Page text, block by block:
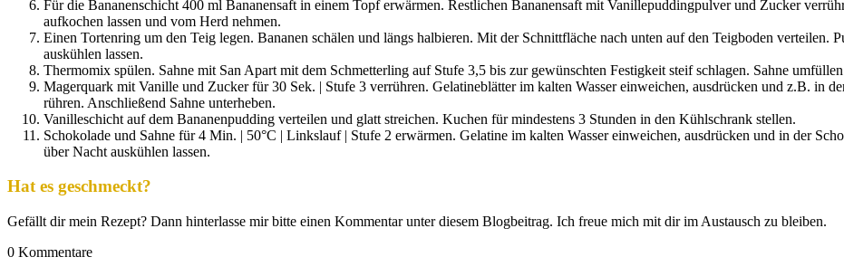
Für die Bananenschicht 400 ml Bananensaft in einem Topf erwärmen. Restlichen Bananensaft mit Vanillepuddingpulver und Zucker
aufkochen lassen und vom Herd nehmen.
Einen Tortenring um den Teig legen. Bananen schälen und längs halbieren. Mit der Schnittfläche nach unten auf den Teigboden verteilen.
auskühlen lassen.
Thermomix spülen. Sahne mit San Apart mit dem Schmetterling auf Stufe 3,5 bis zur gewünschten Festigkeit steif schlagen. Sahne
Magerquark mit Vanille und Zucker für 30 Sek. | Stufe 3 verrühren. Gelatineblätter im kalten Wasser einweichen, ausdrücken und z.B. in
rühren. Anschließend Sahne unterheben.
Vanilleschicht auf dem Bananenpudding verteilen und glatt streichen. Kuchen für mindestens 3 Stunden in den Kühlschrank stellen.
Schokolade und Sahne für 4 Min. | 50°C | Linkslauf | Stufe 2 erwärmen. Gelatine im kalten Wasser einweichen, ausdrücken und in der
über Nacht auskühlen lassen.
Hat es geschmeckt?
Gefällt dir mein Rezept? Dann hinterlasse mir bitte einen Kommentar unter diesem Blogbeitrag. Ich freue mich mit dir im Austausch zu bleiben.
0 Kommentare